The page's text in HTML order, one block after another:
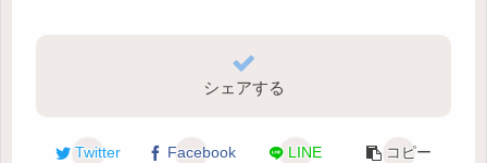
シェアする
Twitter Facebook LINE コピー